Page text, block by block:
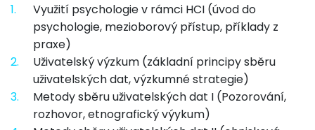
1.
Využití psychologie v rámci HCI (úvod do
psychologie, mezioborový přístup, příklady z
praxe)
2.
Uživatelský výzkum (základní principy sběru
uživatelských dat, výzkumné strategie)
3.
Metody sběru uživatelských dat I (Pozorování,
rozhovor, etnografický výykum)